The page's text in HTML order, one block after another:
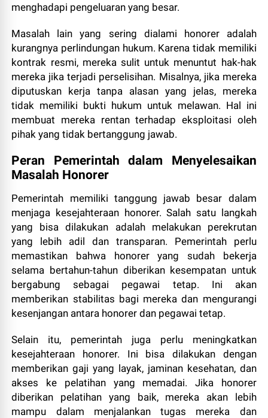
menghadapi pengeluaran yang besar.
Masalah lain yang sering dialami honorer adalah
kurangnya perlindungan hukum. Karena tidak memiliki
kontrak resmi, mereka sulit untuk menuntut hak-hak
mereka jika terjadi perselisihan. Misalnya, jika mereka
diputuskan kerja tanpa alasan yang jelas, mereka
tidak memiliki bukti hukum untuk melawan. Hal ini
membuat mereka rentan terhadap eksploitasi oleh
pihak yang tidak bertanggung jawab.
Peran Pemerintah dalam Menyelesaikan
Masalah Honorer
Pemerintah memiliki tanggung jawab besar dalam
menjaga kesejahteraan honorer. Salah satu langkah
yang bisa dilakukan adalah melakukan perekrutan
yang lebih adil dan transparan. Pemerintah perlu
memastikan bahwa honorer yang sudah bekerja
selama bertahun-tahun diberikan kesempatan untuk
bergabung sebagai pegawai tetap. Ini akan
memberikan stabilitas bagi mereka dan mengurangi
kesenjangan antara honorer dan pegawai tetap.
Selain itu, pemerintah juga perlu meningkatkan
kesejahteraan honorer. Ini bisa dilakukan dengan
memberikan gaji yang layak, jaminan kesehatan, dan
akses ke pelatihan yang memadai. Jika honorer
diberikan pelatihan yang baik, mereka akan lebih
mampu dalam menjalankan tugas mereka dan